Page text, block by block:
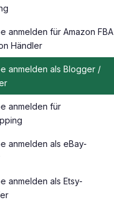
anmelden für Amazon FBA
Händler
anmelden als Blogger /
anmelden für
anmelden als eBay-
anmelden als Etsy-